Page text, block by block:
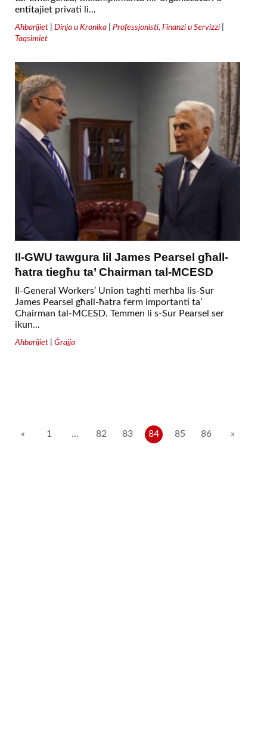
entitajiet privati li...
Aħbarijiet Dinja u Kronika Professjonisti, Finanzi u Servizzi
Taqsimiet
Il-GWU tawgura lil James Pearsel għall-
ħatra tiegħu ta’ Chairman tal-MCESD
Il-General Workers’ Union tagħti merħba lis-Sur
James Pearsel għall-ħatra ferm importanti ta’
Chairman tal-MCESD. Temmen li s-Sur Pearsel ser
ikun...
Aħbarijiet Ġrajja
Posts
« 1 … 82 83 84 85 86 »